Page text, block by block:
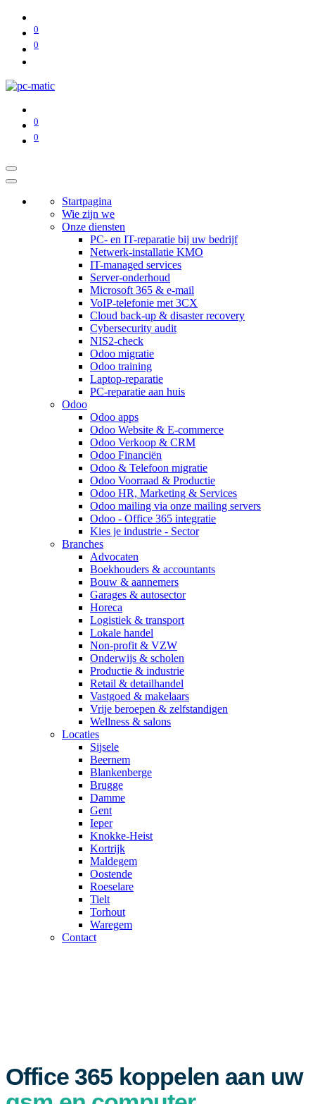
0
0
0
0
Startpagina
Wie zijn we
Onze diensten
PC- en IT-reparatie bij uw bedrijf
Netwerk-installatie KMO
IT-managed services
Server-onderhoud
Microsoft 365 & e-mail
VoIP-telefonie met 3CX
Cloud back-up & disaster recovery
Cybersecurity audit
NIS2-check
Odoo migratie
Odoo training
Laptop-reparatie
PC-reparatie aan huis
Odoo
Odoo apps
Odoo Website & E-commerce
Odoo Verkoop & CRM
Odoo Financiën
Odoo & Telefoon migratie
Odoo Voorraad & Productie
Odoo HR, Marketing & Services
Odoo mailing via onze mailing servers
Odoo - Office 365 integratie
Kies je industrie - Sector
Branches
Advocaten
Boekhouders & accountants
Bouw & aannemers
Garages & autosector
Horeca
Logistiek & transport
Lokale handel
Non-profit & VZW
Onderwijs & scholen
Productie & industrie
Retail & detailhandel
Vastgoed & makelaars
Vrije beroepen & zelfstandigen
Wellness & salons
Locaties
Sijsele
Beernem
Blankenberge
Brugge
Damme
Gent
Ieper
Knokke-Heist
Kortrijk
Maldegem
Oostende
Roeselare
Tielt
Torhout
Waregem
Contact
Office 365 koppelen aan uw